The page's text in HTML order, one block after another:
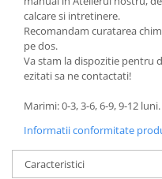
calcare si intretinere.
Recomandam curatarea
pe dos.
Va stam la dispozitie pentru
ezitati sa ne contactati!
Marimi: 0-3, 3-6, 6-9, 9-12 luni.
Informatii conformitate
Caracteristici